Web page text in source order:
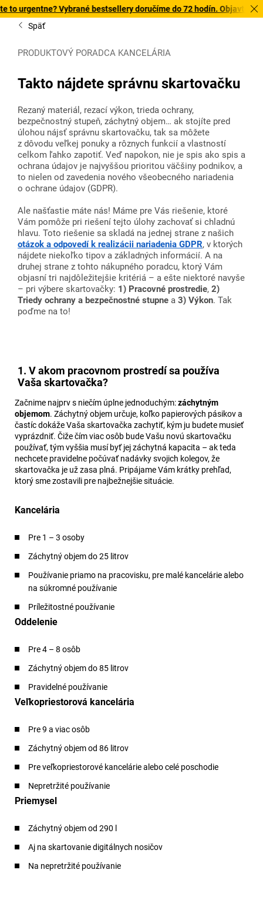
Vybrané bestsellery doručíme do 72 hodín. Objavte našu
Späť
PRODUKTOVÝ PORADCA KANCELÁRIA
Takto nájdete správnu skartovačku
Rezaný materiál, rezací výkon, trieda ochrany,
bezpečnostný stupeň, záchytný objem… ak stojíte pred
úlohou nájsť správnu skartovačku, tak sa môžete
z dôvodu veľkej ponuky a rôznych funkcií a vlastností
celkom ľahko zapotiť. Veď napokon, nie je spis ako spis a
ochrana údajov je najvyššou prioritou väčšiny podnikov, a
to nielen od zavedenia nového všeobecného nariadenia
o ochrane údajov (GDPR).
Ale našťastie máte nás! Máme pre Vás riešenie, ktoré
Vám pomôže pri riešení tejto úlohy zachovať si chladnú
hlavu. Toto riešenie sa skladá na jednej strane z našich
otázok a odpovedí k realizácii nariadenia GDPR, v ktorých
nájdete niekoľko tipov a základných informácií. A na
druhej strane z tohto nákupného poradcu, ktorý Vám
objasní tri najdôležitejšie kritériá – a ešte niektoré navyše
– pri výbere skartovačky: 1) Pracovné prostredie, 2)
Triedy ochrany a bezpečnostné stupne a 3) Výkon. Tak
poďme na to!
1. V akom pracovnom prostredí sa používa
Vaša skartovačka?
Začnime najprv s niečím úplne jednoduchým:záchytným
objemom. Záchytný objem určuje, koľko papierových pásikov a
častíc dokáže Vaša skartovačka zachytiť, kým ju budete musieť
vyprázdniť. Čiže čím viac osôb bude Vašu novú skartovačku
používať, tým vyššia musí byť jej záchytná kapacita – ak teda
nechcete pravidelne počúvať nadávky svojich kolegov, že
skartovačka je už zasa plná. Pripájame Vám krátky prehľad,
ktorý sme zostavili pre najbežnejšie situácie.
Kancelária
Pre 1 – 3 osoby
Záchytný objem do 25 litrov
Používanie priamo na pracovisku, pre malé kancelárie alebo
na súkromné používanie
Príležitostné používanie
Oddelenie
Pre 4 – 8 osôb
Záchytný objem do 85 litrov
Pravidelné používanie
Veľkopriestorová kancelária
Pre 9 a viac osôb
Záchytný objem od 86 litrov
Pre veľkopriestorové kancelárie alebo celé poschodie
Nepretržité používanie
Priemysel
Záchytný objem od 290 l
Aj na skartovanie digitálnych nosičov
Na nepretržité používanie